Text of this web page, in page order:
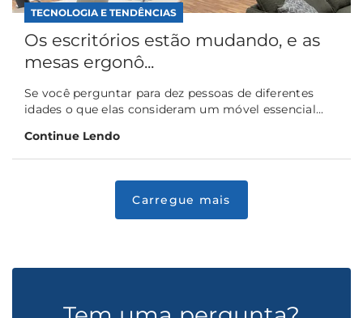
TECNOLOGIA E TENDÊNCIAS
Os escritórios estão mudando, e as
mesas ergonô...
Se você perguntar para dez pessoas de diferentes
idades o que elas consideram um móvel essencial...
Continue Lendo